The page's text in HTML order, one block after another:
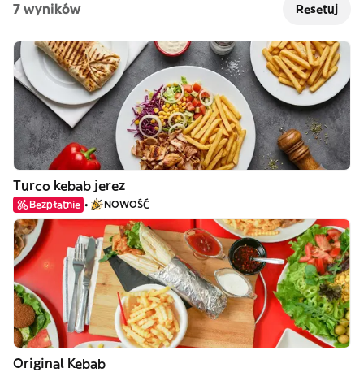
7 wyników Resetuj
Turco kebab jerez
Bezpłatnie NOWOŚĆ
Original Kebab